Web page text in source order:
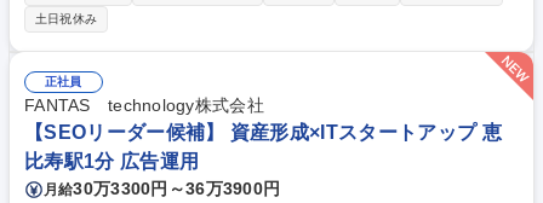
【具体的には】 ■SEO戦略の立案/実行、コンテンツ企画・編集ディレクシ
ョン ■ASOと指名検索強化、Google広告（比率2～3割）運用 ■データ分
析（GSC/GA4等）とCVR改善、施策評価 ■広報・PR、疾患啓発記事の監
修連携 ■KPI：オンライン診療の受診増/新規リード獲得 募集職種 【デジタ
ルマーケティング】医療DX×SEO/PR/資金調達額7.2億円 /IPO準備中
土日祝休み
正社員
FANTAS technology株式会社
【SEOリーダー候補】 資産形成×ITスタートアップ 恵
比寿駅1分 広告運用
月給30万3300円～36万3900円